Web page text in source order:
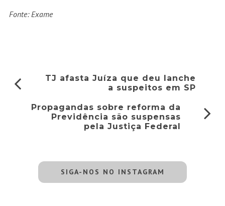
Fonte: Exame
TJ afasta Juíza que deu lanche
a suspeitos em SP
Propagandas sobre reforma da
Previdência são suspensas
pela Justiça Federal
SIGA-NOS NO INSTAGRAM